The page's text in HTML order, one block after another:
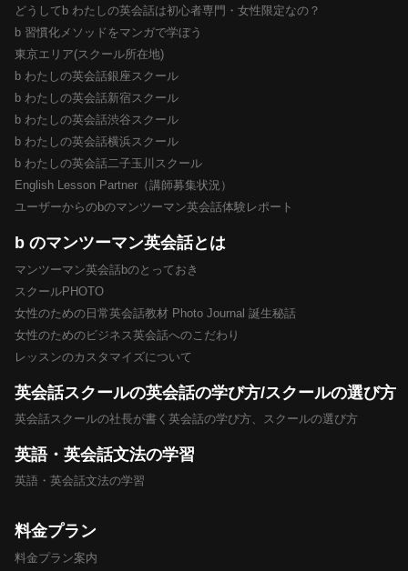
どうしてb わたしの英会話は初心者専門・女性限定なの？
b 習慣化メソッドをマンガで学ぼう
東京エリア(スクール所在地)
b わたしの英会話銀座スクール
b わたしの英会話新宿スクール
b わたしの英会話渋谷スクール
b わたしの英会話横浜スクール
b わたしの英会話二子玉川スクール
English Lesson Partner（講師募集状況）
ユーザーからのbのマンツーマン英会話体験レポート
b のマンツーマン英会話とは
マンツーマン英会話bのとっておき
スクールPHOTO
女性のための日常英会話教材 Photo Journal 誕生秘話
女性のためのビジネス英会話へのこだわり
レッスンのカスタマイズについて
英会話スクールの英会話の学び方/スクールの選び方
英会話スクールの社長が書く英会話の学び方、スクールの選び方
英語・英会話文法の学習
英語・英会話文法の学習
料金プラン
料金プラン案内